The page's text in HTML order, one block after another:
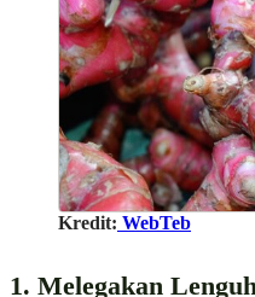
Kredit: WebTeb
1. Melegakan